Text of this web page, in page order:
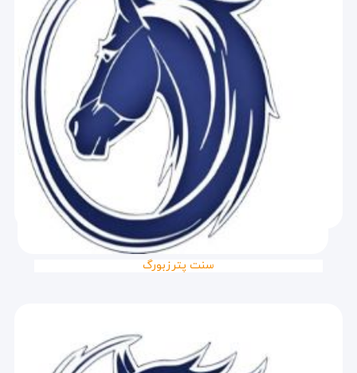
سنت پترزبورگ